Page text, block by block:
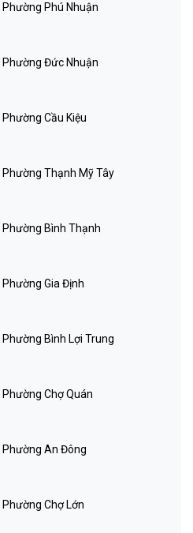
Phú Nhuận
Phường Đức Nhuận
Cầu Kiệu
Phường Thạnh Mỹ Tây
Phường Bình Thạnh
Gia Định
Bình Lợi Trung
Chợ Quán
Phường An Đông
Chợ Lớn